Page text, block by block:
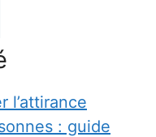
l’attirance
: guide